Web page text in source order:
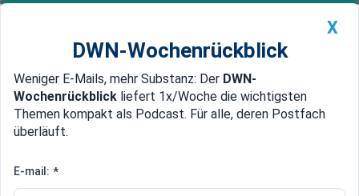
Newsticker MEIN DWN: Geldanlage Premium
Edelmetalle DWN-Magazin China
Trumps Handelsstrategie und
X
DWN-Wochenrückblick
Weniger E-Mails, mehr Substanz: Der DWN-
Wochenrückblick liefert 1x/Woche die wichtigsten
Themen kompakt als Podcast. Für alle, deren Postfach
überläuft.
E-mail: *